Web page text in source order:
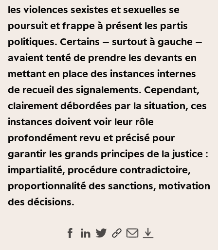
les violences sexistes et sexuelles se
poursuit et frappe à présent les partis
politiques. Certains – surtout à gauche –
avaient tenté de prendre les devants en
mettant en place des instances internes
de recueil des signalements. Cependant,
clairement débordées par la situation, ces
instances doivent voir leur rôle
profondément revu et précisé pour
garantir les grands principes de la justice :
impartialité, procédure contradictoire,
proportionnalité des sanctions, motivation
des décisions.